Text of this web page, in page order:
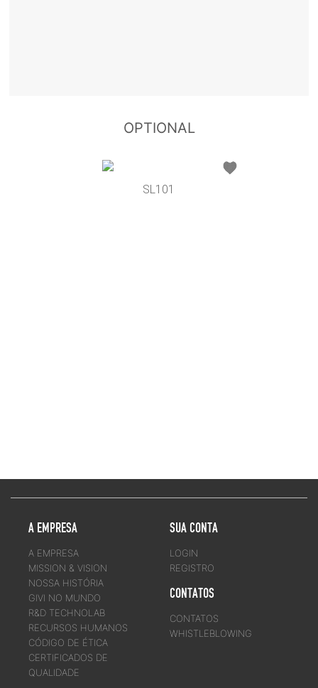
OPTIONAL
SL101
A EMPRESA
A EMPRESA
MISSION & VISION
NOSSA HISTÓRIA
GIVI NO MUNDO
R&D TECHNOLAB
RECURSOS HUMANOS
CÓDIGO DE ÉTICA
CERTIFICADOS DE
QUALIDADE
SUA CONTA
LOGIN
REGISTRO
CONTATOS
CONTATOS
WHISTLEBLOWING